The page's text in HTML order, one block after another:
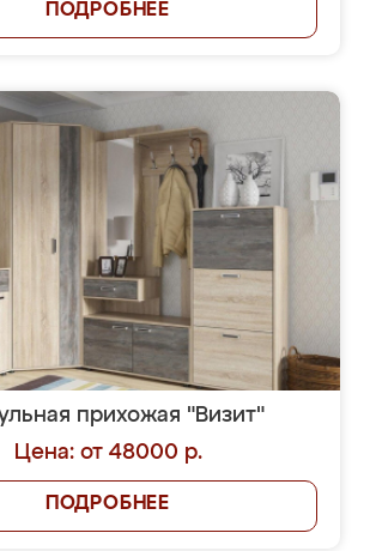
ПОДРОБНЕЕ
прихожая "Визит"
Цена: от 48000 р.
ПОДРОБНЕЕ